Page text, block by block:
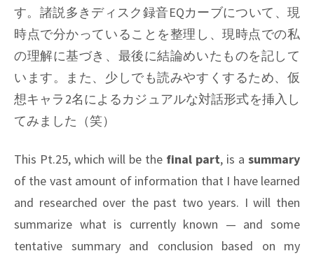
す。諸説多きディスク録音EQカーブについて、現
時点で分かっていることを整理し、現時点での私
の理解に基づき、最後に結論めいたものを記して
います。また、少しでも読みやすくするため、仮
想キャラ2名によるカジュアルな対話形式を挿入し
てみました（笑）
This Pt.25, which will be the final part, is a summary
of the vast amount of information that I have learned
and researched over the past two years. I will then
summarize what is currently known — and some
tentative summary and conclusion based on my